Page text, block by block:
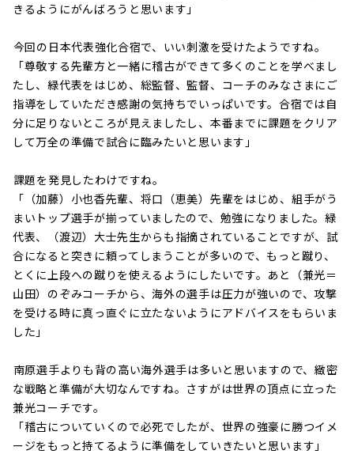
きるようにがんばろうと思います」
――今回の日本代表強化合宿で、いい刺激を受けたようですね。
「尊敬する先輩方と一緒に稽古ができて多くのことを学べまし
たし、緑代表をはじめ、総監督、監督、コーチのみなさまにご
指導をしていただき感謝の気持ちでいっぱいです。合宿では自
分に足りないところが見えましたし、本番までに課題をクリア
して万全の準備で試合に臨みたいと思います」
――課題を発見したわけですね。
「（加藤）小也香先輩、将口（恵美）先輩をはじめ、組手がう
まいトップ選手が揃っていましたので、勉強になりました。緑
代表、（渡辺）大士先生からも指摘されていることですが、試
合になると突きに頼ってしまうことが多いので、もっと蹴り、
とくに上段への蹴りを使えるようにしたいです。あと（兼光＝
山田）のぞみコーチから、海外の選手は圧力が強いので、攻撃
を受ける時に真っ直ぐに立たないようにアドバイスをもらいま
した」
――南原選手よりも背の高い海外選手は多いと思いますので、緻密
な戦略と準備が大切なんですね。さすがは世界の頂点に立った
兼光コーチです。
「稽古についていくので必死でしたが、世界の強豪に勝つイメ
ージをもっと持てるように準備をしていきたいと思います」